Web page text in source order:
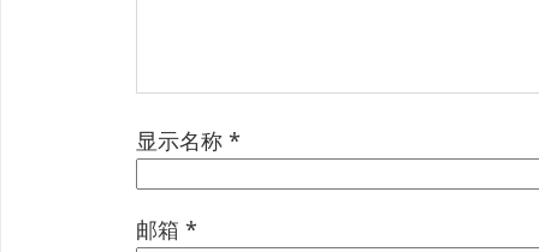
显示名称 *
邮箱 *